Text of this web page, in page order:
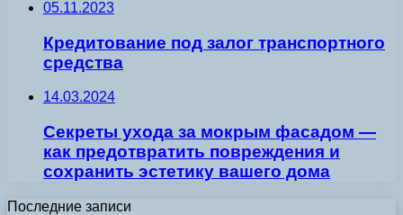
05.11.2023
Кредитование под залог транспортного
средства
14.03.2024
Секреты ухода за мокрым фасадом —
как предотвратить повреждения и
сохранить эстетику вашего дома
Последние записи